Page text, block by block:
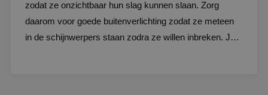
zodat ze onzichtbaar hun slag kunnen slaan. Zorg
daarom voor goede buitenverlichting zodat ze meteen
in de schijnwerpers staan zodra ze willen inbreken. Je